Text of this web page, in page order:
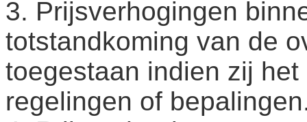
3. Prijsverhogingen
totstandkoming van de
toegestaan indien zij
regelingen of